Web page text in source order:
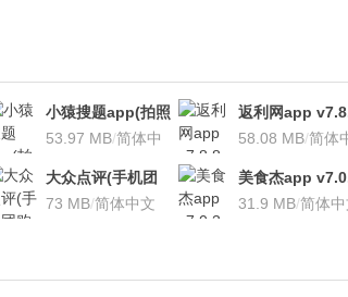
小猿搜题app(拍照
搜题利器)V9.7.2安
53.97 MB/简体中
返利网app
安卓版
58.08 MB/简体
大众点评(手机团
购软件)V10.18.4
73 MB/简体中文
美食杰app
安卓版
31.9 MB/简体中